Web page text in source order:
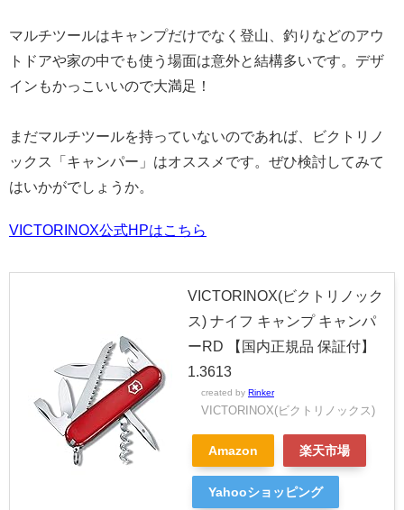
マルチツールはキャンプだけでなく登山、釣りなどのアウ
トドアや家の中でも使う場面は意外と結構多いです。デザ
インもかっこいいので大満足！
まだマルチツールを持っていないのであれば、ビクトリノ
ックス「キャンパー」はオススメです。ぜひ検討してみて
はいかがでしょうか。
VICTORINOX公式HPはこちら
VICTORINOX(ビクトリノック
ス) ナイフ キャンプ キャンパ
ーRD 【国内正規品 保証付】
1.3613
created by Rinker
VICTORINOX(ビクトリノックス)
Amazon 楽天市場
Yahooショッピング